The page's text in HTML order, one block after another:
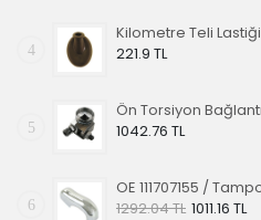
4
Kilometre Teli Lastiği
221.9 TL
5
1042.76 TL
6
1292.04 TL 1011.16 TL